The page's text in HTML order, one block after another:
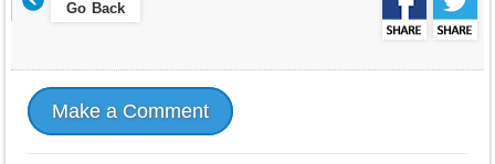
Go Back
Make a Comment